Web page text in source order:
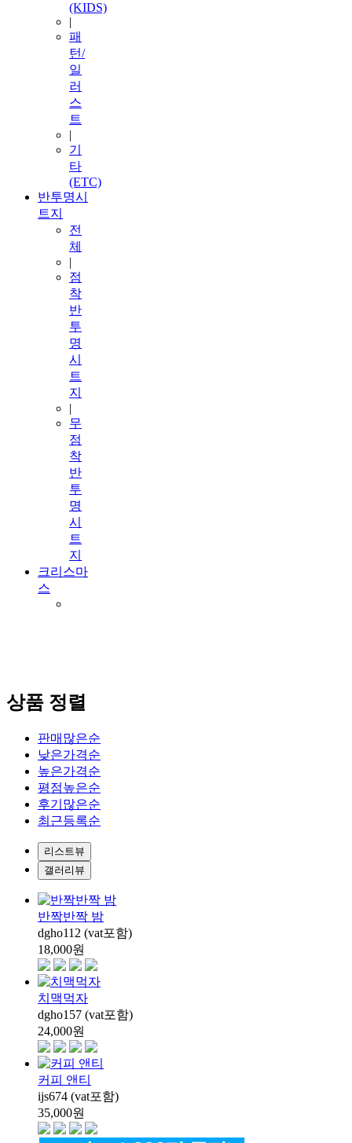
(KIDS)
|
패
턴/
일
러
스
트
|
기
타
(ETC)
반투명시
트지
전
체
|
점
착
반
투
명
시
트
지
|
무
점
착
반
투
명
시
트
지
크리스마
스
상품 정렬
판매많은순
낮은가격순
높은가격순
평점높은순
후기많은순
최근등록순
리스트뷰
갤러리뷰
반짝반짝 밤
dgho112 (vat포함)
18,000원
치맥먹자
dgho157 (vat포함)
24,000원
커피 앤티
ijs674 (vat포함)
35,000원